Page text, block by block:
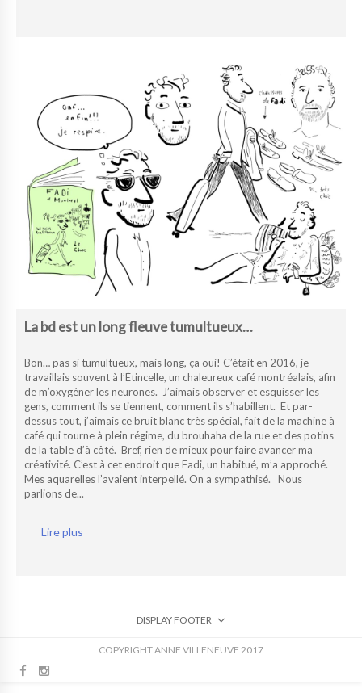
La bd est un long fleuve tumultueux…
Bon… pas si tumultueux, mais long, ça oui! C’était en 2016, je
travaillais souvent à l’Étincelle, un chaleureux café montréalais, afin
de m’oxygéner les neurones. J’aimais observer et esquisser les
gens, comment ils se tiennent, comment ils s’habillent. Et par-
dessus tout, j’aimais ce bruit blanc très spécial, fait de la machine à
café qui tourne à plein régime, du brouhaha de la rue et des potins
de la table d’à côté. Bref, rien de mieux pour faire avancer ma
créativité. C’est à cet endroit que Fadi, un habitué, m’a approché.
Mes aquarelles l’avaient interpellé. On a sympathisé. Nous
parlions de...
Lire plus
DISPLAY FOOTER
COPYRIGHT ANNE VILLENEUVE 2017